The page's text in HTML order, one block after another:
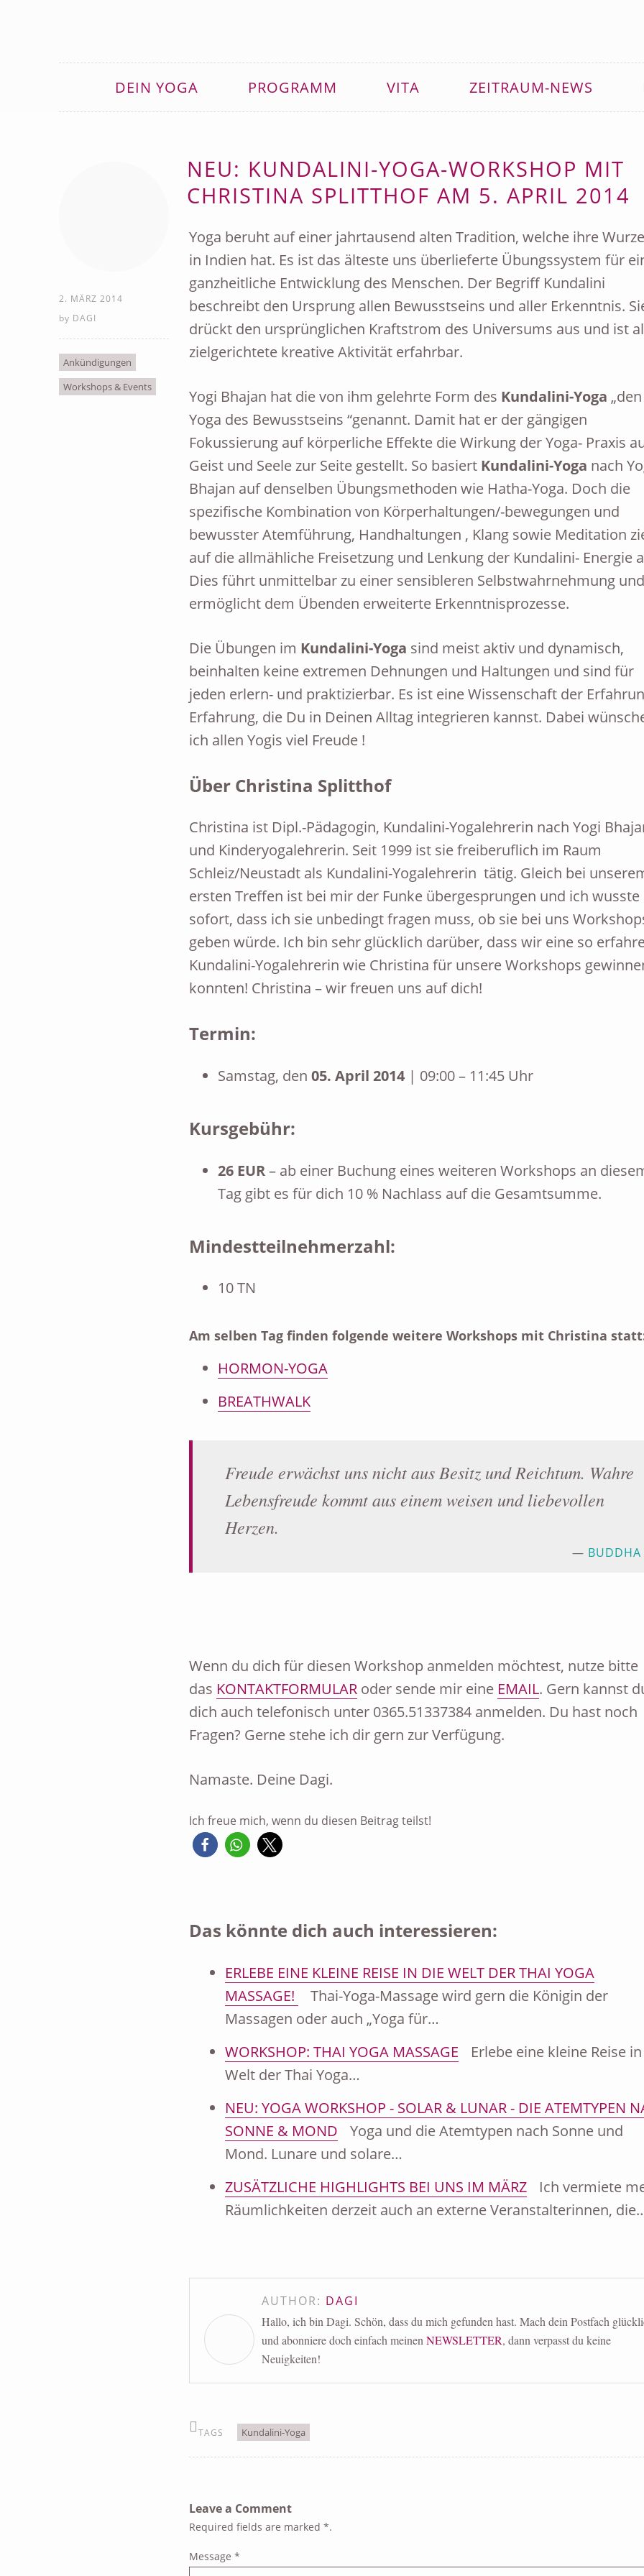
DEIN YOGA PROGRAMM VITA ZEITRAUM-NEWS
2. MÄRZ 2014
by DAGI
Ankündigungen
Workshops & Events
NEU: KUNDALINI-YOGA-WORKSHOP MIT
CHRISTINA SPLITTHOF AM 5. APRIL 2014
Yoga beruht auf einer jahrtausend alten Tradition, welche ihre
in Indien hat. Es ist das älteste uns überlieferte Übungssystem für
ganzheitliche Entwicklung des Menschen. Der Begriff Kundalini
beschreibt den Ursprung allen Bewusstseins und aller Erkenntnis.
drückt den ursprünglichen Kraftstrom des Universums aus und ist
zielgerichtete kreative Aktivität erfahrbar.
Yogi Bhajan hat die von ihm gelehrte Form des Kundalini-Yoga „den
Yoga des Bewusstseins “genannt. Damit hat er der gängigen
Fokussierung auf körperliche Effekte die Wirkung der Yoga- Praxis
Geist und Seele zur Seite gestellt. So basiert Kundalini-Yoga nach
Bhajan auf denselben Übungsmethoden wie Hatha-Yoga. Doch die
spezifische Kombination von Körperhaltungen/-bewegungen und
bewusster Atemführung, Handhaltungen , Klang sowie Meditation
auf die allmähliche Freisetzung und Lenkung der Kundalini- Energie
Dies führt unmittelbar zu einer sensibleren Selbstwahrnehmung und
ermöglicht dem Übenden erweiterte Erkenntnisprozesse.
Die Übungen im Kundalini-Yoga sind meist aktiv und dynamisch,
beinhalten keine extremen Dehnungen und Haltungen und sind für
jeden erlern- und praktizierbar. Es ist eine Wissenschaft der
Erfahrung, die Du in Deinen Alltag integrieren kannst. Dabei
ich allen Yogis viel Freude !
Über Christina Splitthof
Christina ist Dipl.-Pädagogin, Kundalini-Yogalehrerin nach Yogi
und Kinderyogalehrerin. Seit 1999 ist sie freiberuflich im Raum
Schleiz/Neustadt als Kundalini-Yogalehrerin tätig. Gleich bei
ersten Treffen ist bei mir der Funke übergesprungen und ich wusste
sofort, dass ich sie unbedingt fragen muss, ob sie bei uns
geben würde. Ich bin sehr glücklich darüber, dass wir eine so
Kundalini-Yogalehrerin wie Christina für unsere Workshops
konnten! Christina – wir freuen uns auf dich!
Termin:
Samstag, den 05. April 2014| 09:00 – 11:45 Uhr
Kursgebühr:
26 EUR– ab einer Buchung eines weiteren Workshops an
Tag gibt es für dich 10 % Nachlass auf die Gesamtsumme.
Mindestteilnehmerzahl:
10 TN
Am selben Tag finden folgende weitere Workshops mit Christina
HORMON-YOGA
BREATHWALK
Freude erwächst uns nicht aus Besitz und Reichtum. Wahre
Lebensfreude kommt aus einem weisen und liebevollen
Herzen.
BUDDHA
Wenn du dich für diesen Workshop anmelden möchtest, nutze bitte
das KONTAKTFORMULARoder sende mir eine EMAIL. Gern kannst
dich auch telefonisch unter 0365.51337384 anmelden. Du hast noch
Fragen? Gerne stehe ich dir gern zur Verfügung.
Namaste. Deine Dagi.
Ich freue mich, wenn du diesen Beitrag teilst!
Das könnte dich auch interessieren:
ERLEBE EINE KLEINE REISE IN DIE WELT DER THAI YOGA
MASSAGE!
Thai-Yoga-Massage wird gern die Königin der
Massagen oder auch „Yoga für…
WORKSHOP: THAI YOGA MASSAGE
Erlebe eine kleine Reise
Welt der Thai Yoga…
NEU: YOGA WORKSHOP - SOLAR & LUNAR - DIE ATEMTYPEN
SONNE & MOND
Yoga und die Atemtypen nach Sonne und
Mond. Lunare und solare…
ZUSÄTZLICHE HIGHLIGHTS BEI UNS IM MÄRZ
Ich vermiete
Räumlichkeiten derzeit auch an externe Veranstalterinnen,
AUTHOR: DAGI
Hallo, ich bin Dagi. Schön, dass du mich gefunden hast. Mach dein Postfach
und abonniere doch einfach meinen NEWSLETTER, dann verpasst du keine
Neuigkeiten!
TAGS Kundalini-Yoga
Leave a Comment
Required fields are marked *.
Message *